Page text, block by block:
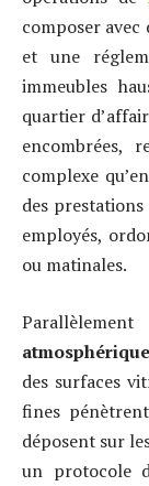
composer avec
et une
immeubles
quartier
encombrées,
complexe
des
employés,
ou matinales.
des surfaces
fines
déposent sur
un protocole